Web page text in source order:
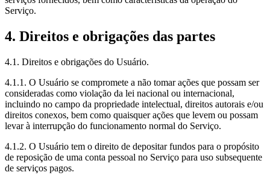
Serviço.
4. Direitos e obrigações das partes
4.1. Direitos e obrigações do Usuário.
4.1.1. O Usuário se compromete a não tomar ações que possam ser
consideradas como violação da lei nacional ou internacional,
incluindo no campo da propriedade intelectual, direitos autorais e/ou
direitos conexos, bem como quaisquer ações que levem ou possam
levar à interrupção do funcionamento normal do Serviço.
4.1.2. O Usuário tem o direito de depositar fundos para o propósito
de reposição de uma conta pessoal no Serviço para uso subsequente
de serviços pagos.